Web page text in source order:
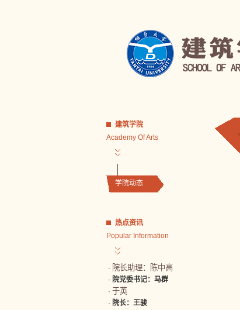
建筑学院
Academy Of Arts
学院动态
热点资讯
Popular Information
· 院长助理：陈中高
· 院党委书记：马群
· 于英
· 院长：王骏